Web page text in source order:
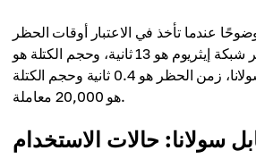
عندما تأخذ في الاعتبار أوقات الحظر
وحجم الكتل. زمن حظر شبكة إيثريوم هو 13 ثانية، وحجم الكتلة هو
70 معاملة. أما في سولانا، زمن الحظر هو 0.4 ثانية وحجم الكتلة
هو 20,000 معاملة.
سولانا: حالات الاستخدام